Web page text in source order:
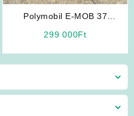
Polymobil E-MOB 37
299 000Ft